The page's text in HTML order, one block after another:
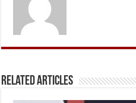
Related Articles